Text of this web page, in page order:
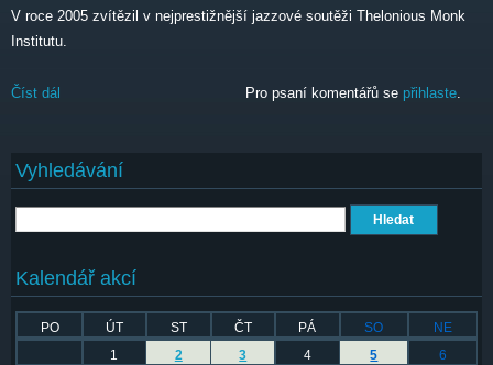
V roce 2005 zvítězil v nejprestižnější jazzové soutěži Thelonious Monk
Institutu.
Číst dál Pro psaní komentářů se přihlaste.
Vyhledávání
Kalendář akcí
PO ÚT ST ČT PÁ SO
NE
1
2 3 4 5
6